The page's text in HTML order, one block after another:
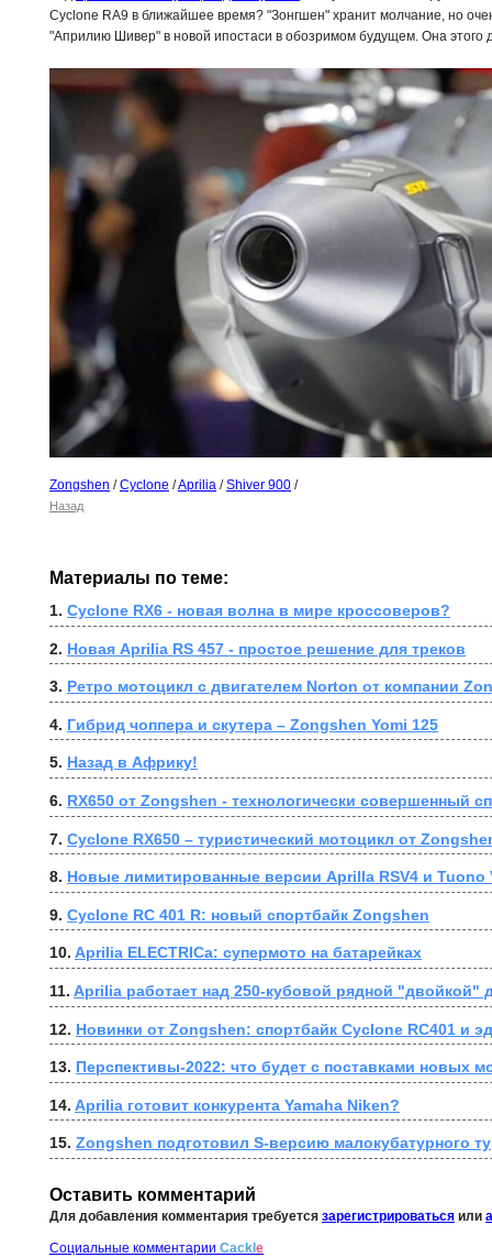
Cyclone RA9 в ближайшее время? "Зонгшен" хранит молчание, но
"Априлию Шивер" в новой ипостаси в обозримом будущем. Она этого
Zongshen /Cyclone /Aprilia /Shiver 900 /
Назад
Материалы по теме:
1. Cyclone RX6 - новая волна в мире кроссоверов?
2. Новая Aprilia RS 457 - простое решение для треков
3. Ретро мотоцикл с двигателем Norton от компании
4. Гибрид чоппера и скутера – Zongshen Yomi 125
5. Назад в Африку!
6. RX650 от Zongshen - технологически совершенный
7. Cyclone RX650 – туристический мотоцикл от
8. Новые лимитированные версии Aprilla RSV4 и Tuono
9. Cyclone RC 401 R: новый спортбайк Zongshen
10. Aprilia ELECTRICa: супермото на батарейках
11. Aprilia работает над 250-кубовой рядной "двойкой"
12. Новинки от Zongshen: спортбайк Cyclone RC401 и
13. Перспективы-2022: что будет с поставками новых
14. Aprilia готовит конкурента Yamaha Niken?
15. Zongshen подготовил S-версию малокубатурного
Оставить комментарий
Для добавления комментария требуется зарегистрироваться или
Социальные комментарии Cackl e